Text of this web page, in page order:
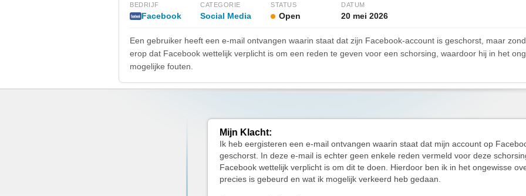
BEDRIJF
Facebook
CATEGORIE
Social Media
STATUS
Open
DATUM
20 mei 2026
Een gebruiker heeft een e-mail ontvangen waarin staat dat zijn Facebook-account is geschorst, maar
erop dat Facebook wettelijk verplicht is om een reden te geven voor een schorsing, waardoor hij in het
mogelijke fouten.
Mijn Klacht:
Ik heb eergisteren een e-mail ontvangen waarin staat dat mijn account op
geschorst. In deze e-mail is echter geen enkele reden vermeld voor deze
Facebook wettelijk verplicht is om dit te doen. Hierdoor ben ik in het ongewisse
precies is gebeurd en wat ik mogelijk verkeerd heb gedaan.